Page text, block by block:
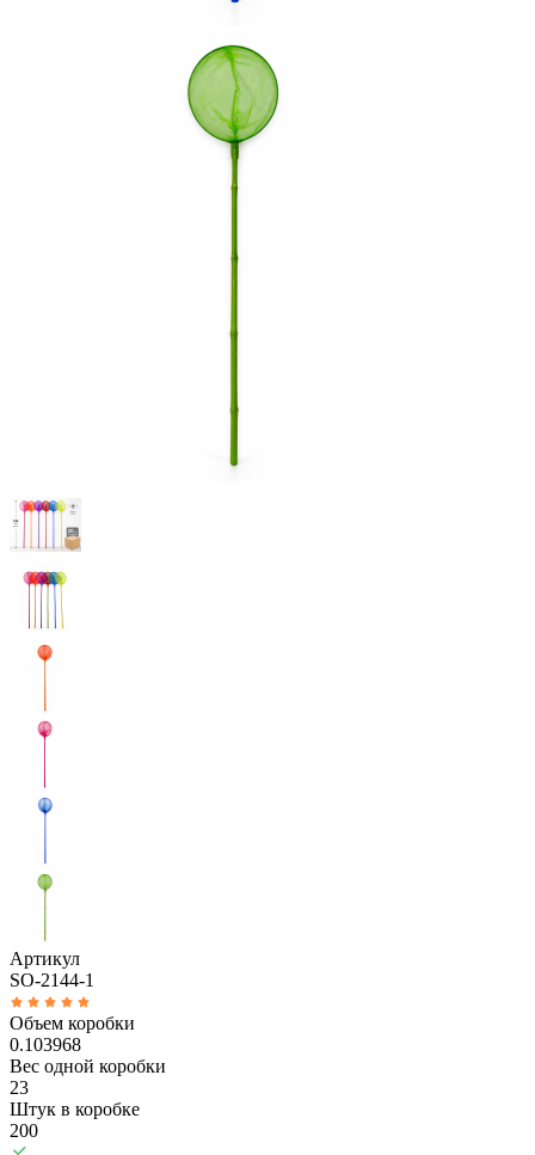
Артикул
SO-2144-1
Объем коробки
0.103968
Вес одной коробки
23
Штук в коробке
200